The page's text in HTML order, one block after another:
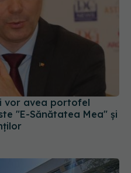
vor avea portofel
"E-Sănătatea Mea" și